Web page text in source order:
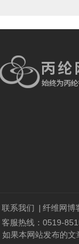
联系我们 | 纤维网博
客服热线：0519-
如果本网站发布的